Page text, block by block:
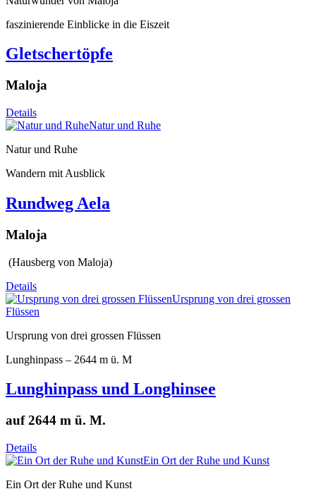
faszinierende Einblicke in die Eiszeit
Gletschertöpfe
Maloja
Details
Natur und Ruhe
Natur und Ruhe
Wandern mit Ausblick
Rundweg Aela
Maloja
(Hausberg von Maloja)
Details
Ursprung von drei grossen
Flüssen
Ursprung von drei grossen Flüssen
Lunghinpass – 2644 m ü. M
Lunghinpass und Longhinsee
auf 2644 m ü. M.
Details
Ein Ort der Ruhe und Kunst
Ein Ort der Ruhe und Kunst